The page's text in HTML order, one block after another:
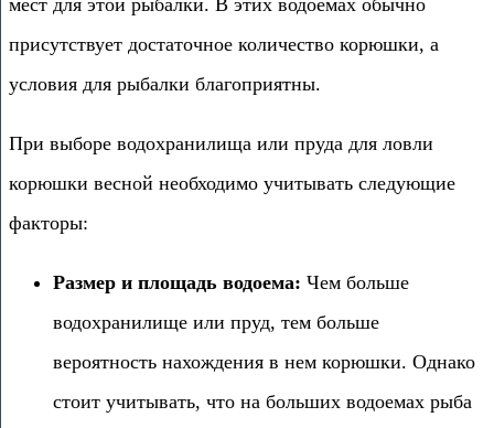
присутствует достаточное количество корюшки, а
условия для рыбалки благоприятны.
При выборе водохранилища или пруда для ловли
корюшки весной необходимо учитывать следующие
факторы:
Размер и площадь водоема: Чем больше
водохранилище или пруд, тем больше
вероятность нахождения в нем корюшки. Однако
стоит учитывать, что на больших водоемах рыба